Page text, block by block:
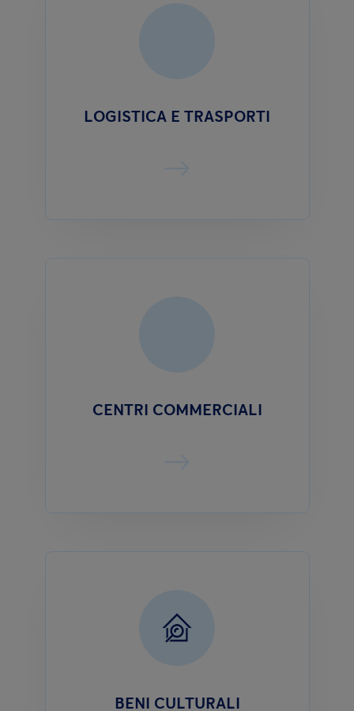
LOGISTICA E TRASPORTI
CENTRI COMMERCIALI
BENI CULTURALI